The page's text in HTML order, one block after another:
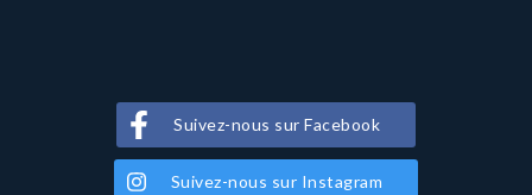
Suivez-nous sur Facebook
Suivez-nous sur Instagram